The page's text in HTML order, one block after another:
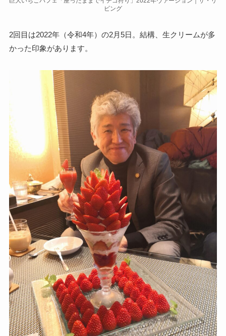
ビング
2回目は2022年（令和4年）の2月5日。結構、生クリームが多
かった印象があります。